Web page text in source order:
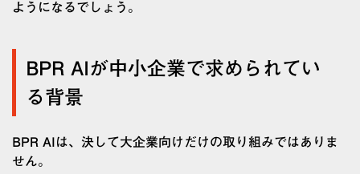
ようになるでしょう。
BPR AIが中小企業で求められてい
る背景
BPR AIは、決して大企業向けだけの取り組みではありま
せん。